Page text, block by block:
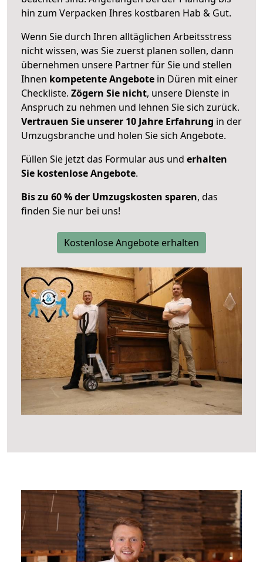
hin zum Verpacken Ihres kostbaren Hab & Gut.
Wenn Sie durch Ihren alltäglichen Arbeitsstress
nicht wissen, was Sie zuerst planen sollen, dann
übernehmen unsere Partner für Sie und stellen
Ihnen kompetente Angebote in Düren mit einer
Checkliste. Zögern Sie nicht, unsere Dienste in
Anspruch zu nehmen und lehnen Sie sich zurück.
Vertrauen Sie unserer 10 Jahre Erfahrung in der
Umzugsbranche und holen Sie sich Angebote.
Füllen Sie jetzt das Formular aus und erhalten
Sie kostenlose Angebote.
Bis zu 60 % der Umzugskosten sparen, das
finden Sie nur bei uns!
Kostenlose Angebote erhalten